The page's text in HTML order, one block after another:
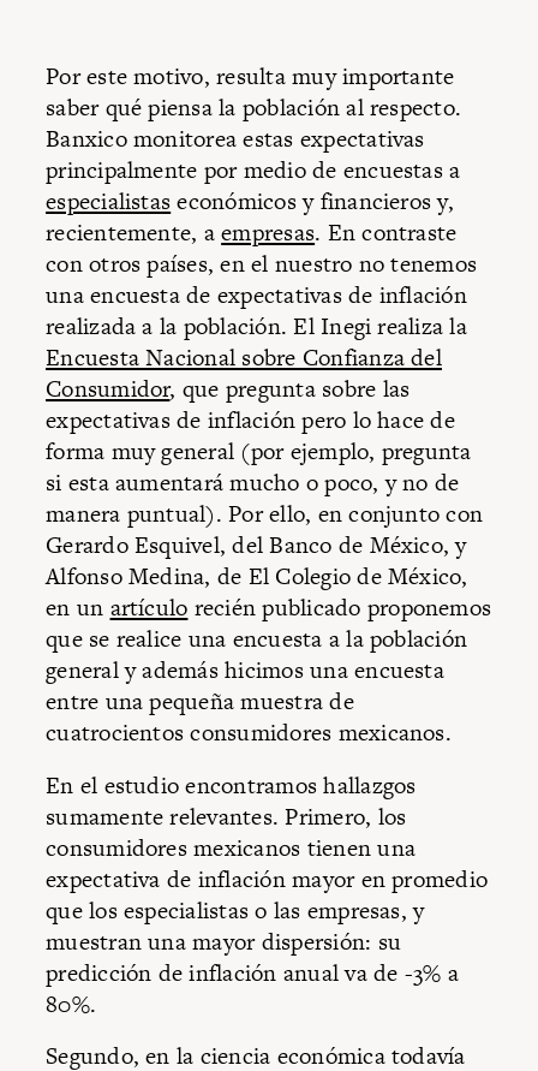
Por este motivo, resulta muy importante
saber qué piensa la población al respecto.
Banxico monitorea estas expectativas
principalmente por medio de encuestas a
especialistaseconómicos y financieros y,
recientemente, aempresas. En contraste
con otros países, en el nuestro no tenemos
una encuesta de expectativas de inflación
realizada a la población. El Inegi realiza la
Encuesta Nacional sobre Confianza del
Consumidor, que pregunta sobre las
expectativas de inflación pero lo hace de
forma muy general (por ejemplo, pregunta
si esta aumentará mucho o poco, y no de
manera puntual). Por ello, en conjunto con
Gerardo Esquivel, del Banco de México, y
Alfonso Medina, de El Colegio de México,
en un artículo recién publicado proponemos
que se realice una encuesta a la población
general y además hicimos una encuesta
entre una pequeña muestra de
cuatrocientos consumidores mexicanos.
En el estudio encontramos hallazgos
sumamente relevantes. Primero, los
consumidores mexicanos tienen una
expectativa de inflación mayor en promedio
que los especialistas o las empresas, y
muestran una mayor dispersión: su
predicción de inflación anual va de -3% a
80%.
Segundo, en la ciencia económica todavía